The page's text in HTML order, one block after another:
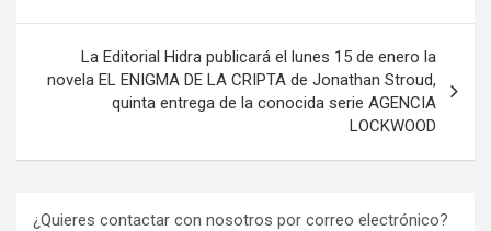
La Editorial Hidra publicará el lunes 15 de enero la
novela EL ENIGMA DE LA CRIPTA de Jonathan Stroud,
quinta entrega de la conocida serie AGENCIA
LOCKWOOD
¿Quieres contactar con nosotros por correo electrónico?